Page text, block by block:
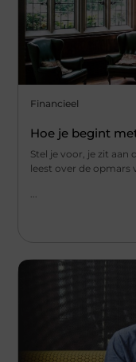
Financieel
Hoe je begint
Stel je voor, je zit aan
leest over de opmars
...